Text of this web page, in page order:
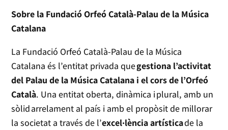
Sobre la Fundació Orfeó Català-Palau de la Música
Catalana
La Fundació Orfeó Català-Palau de la Música
Catalana és l’entitat privada quegestiona l’activitat
del Palau de la Música Catalana i el cors de l’Orfeó
Català. Una entitat oberta, dinàmica i plural, amb un
sòlid arrelament al país i amb el propòsit de millorar
la societat a través de l’excel·lència artísticade la